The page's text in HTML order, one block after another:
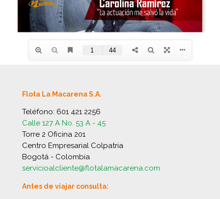
Flota La Macarena S.A.
Teléfono: 601 421 2256
Calle 127 A No. 53 A - 45
Torre 2 Oficina 201
Centro Empresarial Colpatria
Bogotá - Colombia
servicioalcliente@flotalamacarena.com
Antes de viajar consulta: